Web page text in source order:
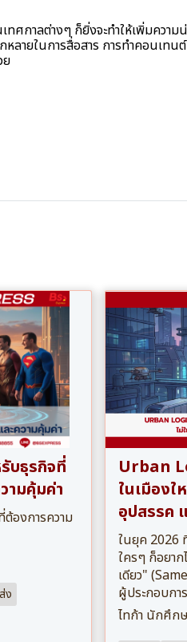
กาลต่างๆ ก็ยิ่งจะทำให้เพิ่มความน่
ลายในการสื่อสาร การทำคอนเทน
ย
บธุรกิจที่
ามคุ้มค่า
ต้องการความ
ง
Urban
ในเมือง
อุปสรรค
ในยุค 2026
ใครๆ ก็อยา
เดียว"
ผู้ประกอบกา
ไทก้า นักศึก